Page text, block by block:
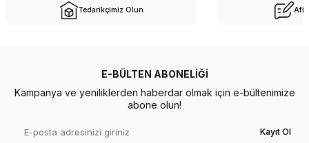
Tedarikçimiz Olun
E-BÜLTEN ABONELIĞI
Kampanya ve yeniliklerden haberdar olmak için e-bültenimize
abone olun!
Kayıt Ol